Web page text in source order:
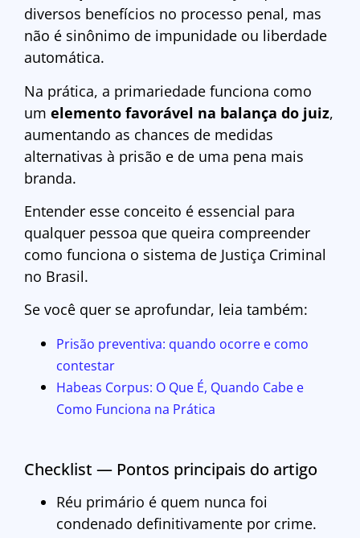
diversos benefícios no processo penal, mas
não é sinônimo de impunidade ou liberdade
automática.
Na prática, a primariedade funciona como
um elemento favorável na balança do juiz,
aumentando as chances de medidas
alternativas à prisão e de uma pena mais
branda.
Entender esse conceito é essencial para
qualquer pessoa que queira compreender
como funciona o sistema de Justiça Criminal
no Brasil.
Se você quer se aprofundar, leia também:
Prisão preventiva: quando ocorre e como
contestar
Habeas Corpus: O Que É, Quando Cabe e
Como Funciona na Prática
Checklist — Pontos principais do artigo
Réu primário é quem nunca foi
condenado definitivamente por crime.